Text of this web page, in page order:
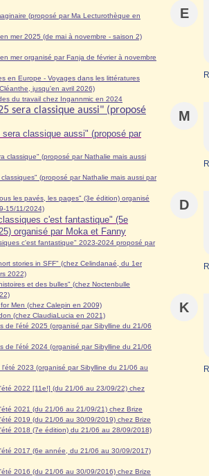
(proposé par Ma Lecturothèque en
mer 2025 (de mai à novembre - saison 2)
mer organisé par Fanja de février à novembre
en Europe - Voyages dans les littératures
jusqu'en avril 2026)
du travail chez Ingannmic en 2024
sera classique aussi" (proposé
sera classique aussi" (proposé par
classique" (proposé par Nathalie mais aussi
(proposé par Nathalie mais aussi par
les pavés, les pages" (3e édition) organisé
15/11/2024)
c'est fantastique" (5e
organisé par Moka et Fanny
c'est fantastique" 2023-2024 proposé par
stories in SFF" (chez Celindanaé, du 1er
2022)
et des bulles" (chez Noctenbulle
Men (chez Calepin en 2009)
(chez ClaudiaLucia en 2021)
de l'été 2025 (organisé par Sibylline du 21/06
de l'été 2024 (organisé par Sibylline du 21/06
2023 (organisé par Sibylline du 21/06 au
2022 [11e!] (du 21/06 au 23/09/22) chez
2021 (du 21/06 au 21/09/21) chez Brize
2019 (du 21/06 au 30/09/2019) chez Brize
2018 (7e édition) du 21/06 au 28/09/2018)
2017 (6e année, du 21/06 au 30/09/2017)
2016 (du 21/06 au 30/09/2016) chez Brize
E
M
D
K